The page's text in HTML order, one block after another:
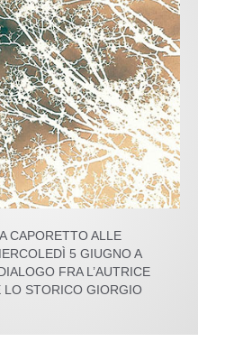
CAPORETTO ALLE
5 GIUGNO A
FRA L’AUTRICE
LO STORICO GIORGIO